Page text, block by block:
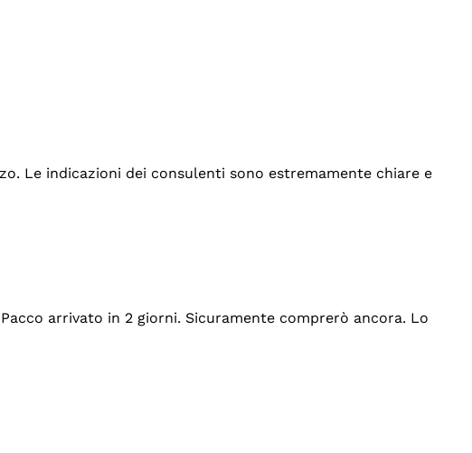
Le indicazioni dei consulenti sono estremamente chiare e
arrivato in 2 giorni. Sicuramente comprerò ancora. Lo